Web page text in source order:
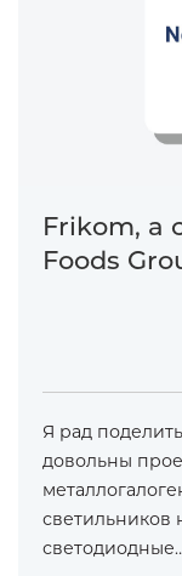
Frikom, a
Foods
Я рад
довольны
светильников